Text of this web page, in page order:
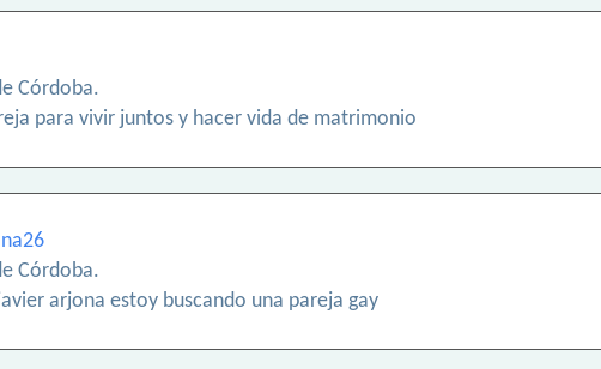
Córdoba.
para vivir juntos y hacer vida de matrimonio
Córdoba.
arjona estoy buscando una pareja gay